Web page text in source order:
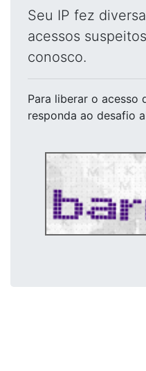
Seu IP fez
acessos
conosco.
Para liberar o acesso
responda ao desafio